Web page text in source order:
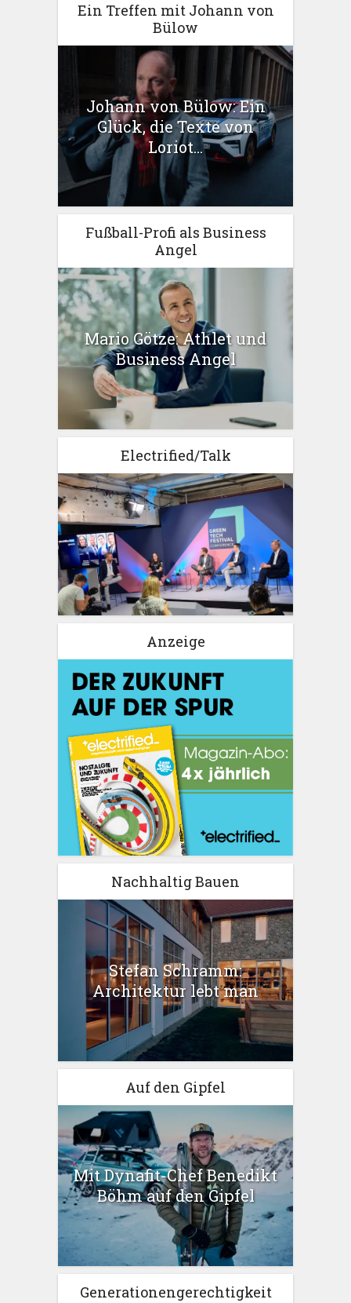
Ein Treffen mit Johann von
Bülow
Johann von Bülow: Ein
Glück, die Texte von
Loriot...
Fußball-Profi als Business
Angel
Mario Götze: Athlet und
Business Angel
Electrified/Talk
Anzeige
Nachhaltig Bauen
Stefan Schramm:
Architektur lebt man
Auf den Gipfel
Mit Dynafit-Chef Benedikt
Böhm auf den Gipfel
Generationengerechtigkeit